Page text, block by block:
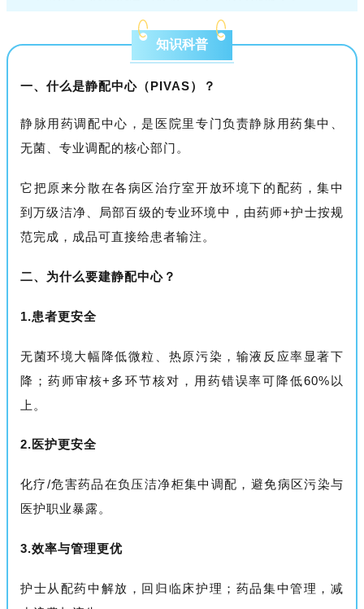
知识科普
一、什么是静配中心（PIVAS）？
静脉用药调配中心，是医院里专门负责静脉用药集中、
无菌、专业调配的核心部门。
它把原来分散在各病区治疗室开放环境下的配药，集中
到万级洁净、局部百级的专业环境中，由药师+护士按规
范完成，成品可直接给患者输注。
二、为什么要建静配中心？
1.患者更安全
无菌环境大幅降低微粒、热原污染，输液反应率显著下
降；药师审核+多环节核对，用药错误率可降低60%以
上。
2.医护更安全
化疗/危害药品在负压洁净柜集中调配，避免病区污染与
医护职业暴露。
3.效率与管理更优
护士从配药中解放，回归临床护理；药品集中管理，减